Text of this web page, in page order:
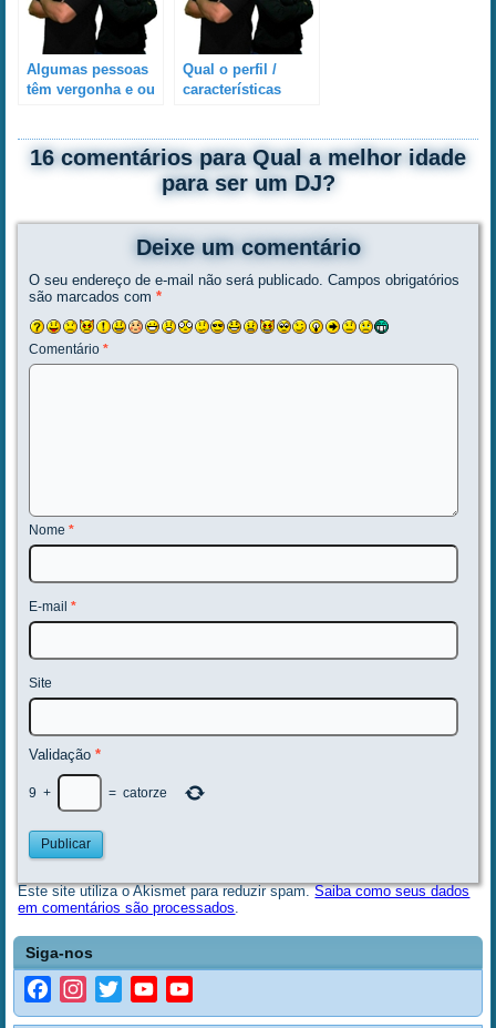
Algumas pessoas
têm vergonha e ou
com o sexo
oposto. Isso pode
Qual o perfil /
características
fizeram e fazem o
curso de DJ do
instrutor Wagner J.
16 comentários para Qual a melhor idade
para ser um DJ?
Deixe um comentário
O seu endereço de e-mail não será publicado. Campos obrigatórios
são marcados com*
Comentário*
Nome*
E-mail*
Site
Validação *
9 + = catorze
Este site utiliza o Akismet para reduzir spam.Saiba como seus dados
em comentários são processados
Siga-nos
FacebookInstagramTwitterYouTube
Channel